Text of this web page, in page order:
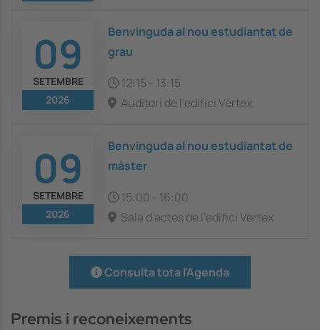
09
SETEMBRE
2026
Benvinguda al nou estudiantat de
grau
12:15
13:15
Auditori de l'edifici Vèrtex
09
SETEMBRE
2026
Benvinguda al nou estudiantat de
màster
15:00
16:00
Sala d'actes de l'edifici Vèrtex
Consulta tota l'Agenda
Premis i reconeixements